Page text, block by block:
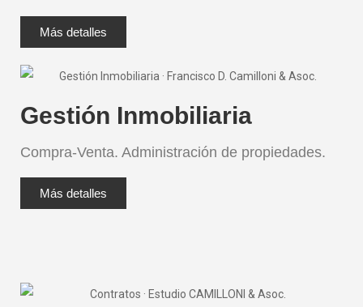
Más detalles
Gestión Inmobiliaria
Compra-Venta. Administración de propiedades.
Más detalles